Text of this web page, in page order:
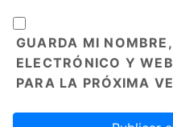
GUARDA MI
ELECTRÓNICO Y
PARA LA PRÓXIMA